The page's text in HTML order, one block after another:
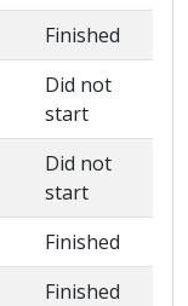
Finished
Did not
start
Did not
start
Finished
Finished